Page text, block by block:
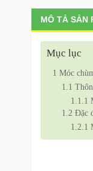
MÔ TẢ SẢN
Mục lục
1 Móc
1.1
1.1.1
1.2 Đặc
1.2.1